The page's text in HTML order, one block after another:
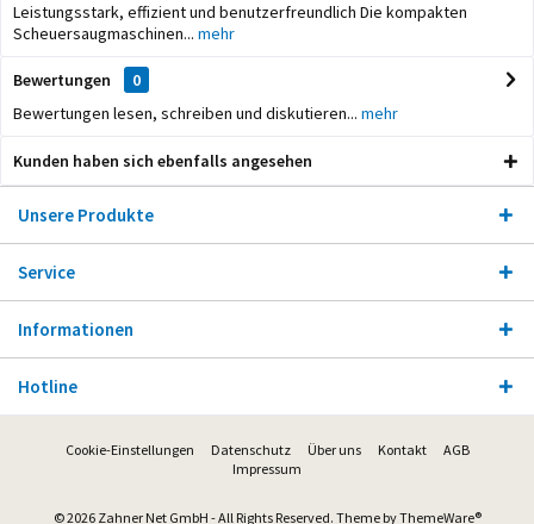
Leistungsstark, effizient und benutzerfreundlich Die kompakten
Scheuersaugmaschinen... mehr
Bewertungen
0
Bewertungen lesen, schreiben und diskutieren... mehr
Kunden haben sich ebenfalls angesehen
Unsere Produkte
Service
Informationen
Hotline
Cookie-Einstellungen Datenschutz Über uns Kontakt
AGB
Impressum
© 2026 Zahner Net GmbH - All Rights Reserved. Theme byThemeWare®